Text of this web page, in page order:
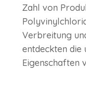
Zahl von
Verbreitung
entdeckten die
Eigenschaften